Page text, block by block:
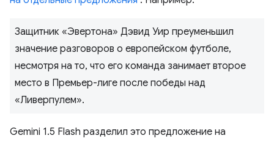
Защитник «Эвертона» Дэвид Уир преуменьшил
значение разговоров о европейском футболе,
несмотря на то, что его команда занимает второе
место в Премьер-лиге после победы над
«Ливерпулем».
Gemini 1.5 Flash разделил это предложение на